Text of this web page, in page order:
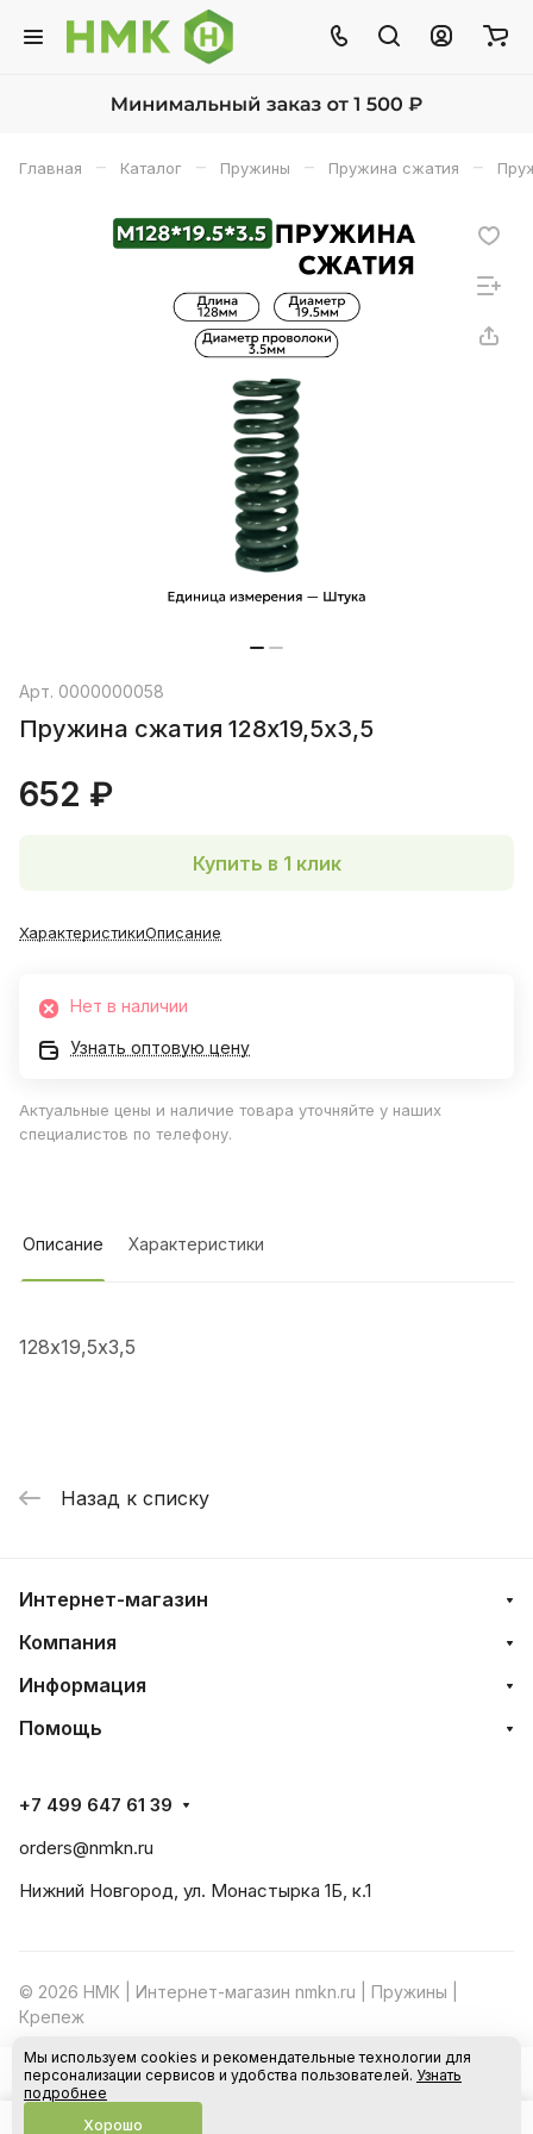
Главная – Каталог – Пружины – Пружина сжатия –
Арт. 0000000058
Пружина сжатия 128х19,5х3,5
652 ₽
В корзину
Купить в 1 клик
ХарактеристикиОписание
Нет в наличии
Узнать оптовую цену
Актуальные цены и наличие товара уточняйте у наших
специалистов по телефону.
Описание Характеристики
128х19,5х3,5
Назад к списку
Интернет-магазин
Компания
Информация
Помощь
+7 499 647 61 39
orders@nmkn.ru
Нижний Новгород, ул. Монастырка 1Б, к.1
© 2026 НМК | Интернет-магазин nmkn.ru | Пружины |
Крепеж
Конфиденциальность Оферта
Мы используем cookies и рекомендательные технологии для
персонализации сервисов и удобства пользователей. Узнать
подробнее
Хорошо